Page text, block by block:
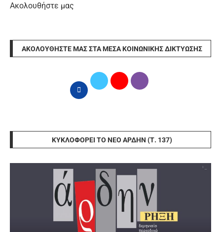
Ακολουθήστε μας
ΑΚΟΛΟΥΘΉΣΤΕ ΜΑΣ ΣΤΑ ΜΈΣΑ ΚΟΙΝΩΝΙΚΉΣ ΔΙΚΤΎΩΣΗΣ
ΚΥΚΛΟΦΟΡΕΊ ΤΟ ΝΈΟ ΆΡΔΗΝ (Τ. 137)